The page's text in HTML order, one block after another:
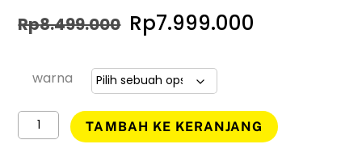
Rp8.499.000 Harga
adalah:
Rp8.499.000.
Rp7.999.000
adalah:
warna
Kuantitas
Huawei
TAMBAH KE KERANJANG